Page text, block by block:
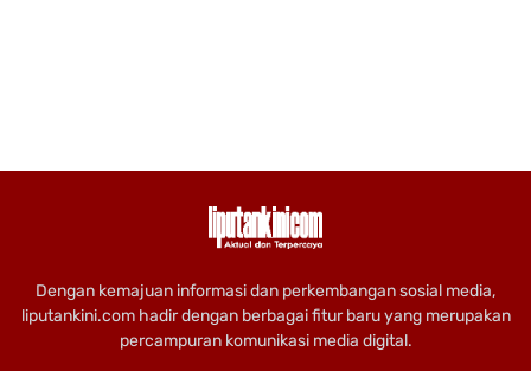
Dengan kemajuan informasi dan perkembangan sosial media,
liputankini.com hadir dengan berbagai fitur baru yang merupakan
percampuran komunikasi media digital.